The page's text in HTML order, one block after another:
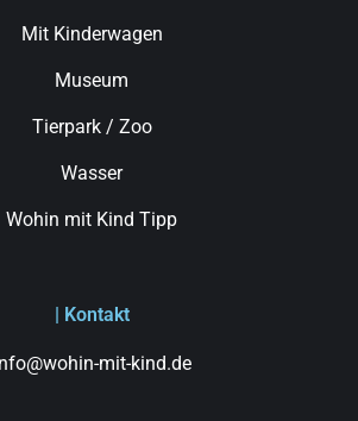
Mit Kinderwagen
Museum
Tierpark / Zoo
Wasser
Wohin mit Kind Tipp
| Kontakt
mit-kind.de